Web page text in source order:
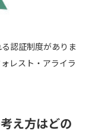
認証制度がありま
レスト・アライラ
え方はどの